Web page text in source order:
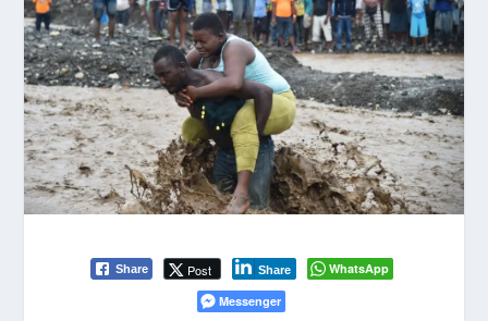
Share Post Share
WhatsApp
Messenger